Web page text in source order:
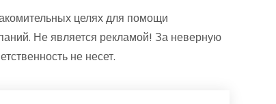
целях для помощи
Не является рекламой! За неверную
не несет.